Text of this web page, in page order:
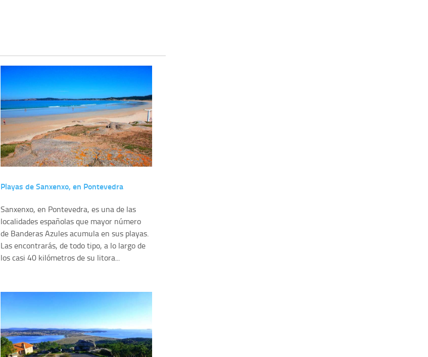
Playas de Sanxenxo, en Pontevedra
Sanxenxo, en Pontevedra, es una de las
localidades españolas que mayor número
de Banderas Azules acumula en sus playas.
Las encontrarás, de todo tipo, a lo largo de
los casi 40 kilómetros de su litora...